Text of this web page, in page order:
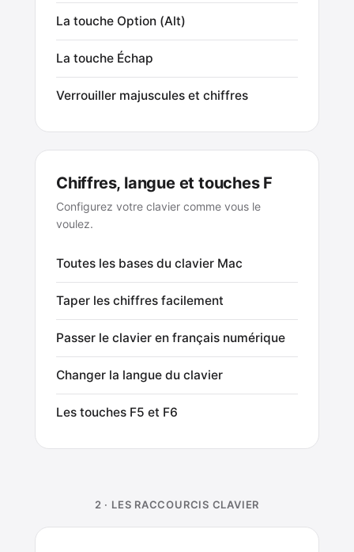
La touche Option (Alt)
La touche Échap
Verrouiller majuscules et chiffres
Chiffres, langue et touches F
Configurez votre clavier comme vous le
voulez.
Toutes les bases du clavier Mac
Taper les chiffres facilement
Passer le clavier en français numérique
Changer la langue du clavier
Les touches F5 et F6
2 · LES RACCOURCIS CLAVIER